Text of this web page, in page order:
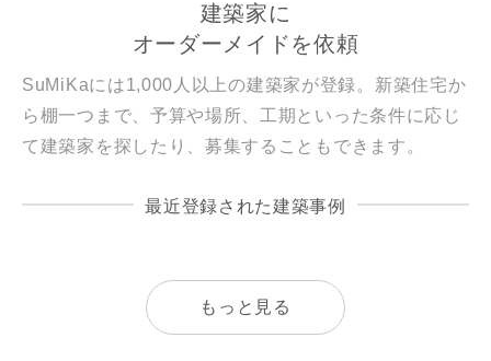
建築家に
オーダーメイドを依頼
SuMiKaには1,000人以上の建築家が登録。新築住宅か
ら棚一つまで、予算や場所、工期といった条件に応じ
て建築家を探したり、募集することもできます。
最近登録された建築事例
もっと見る